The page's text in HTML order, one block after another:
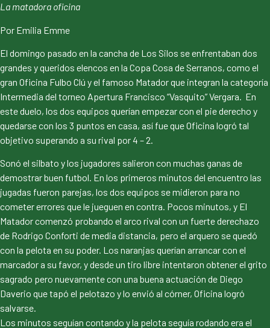
La matadora oficina
Por Emilia Emme
El domingo pasado en la cancha de Los Silos se enfrentaban dos
grandes y queridos elencos en la Copa Cosa de Serranos, como el
gran Oficina Fulbo Clú y el famoso Matador que integran la categoría
Intermedia del torneo Apertura Francisco “Vasquito” Vergara. En
este duelo, los dos equipos querían empezar con el pie derecho y
quedarse con los 3 puntos en casa, así fue que Oficina logró tal
objetivo superando a su rival por 4 – 2.
Sonó el silbato y los jugadores salieron con muchas ganas de
demostrar buen futbol. En los primeros minutos del encuentro las
jugadas fueron parejas, los dos equipos se midieron para no
cometer errores que le jueguen en contra. Pocos minutos, y El
Matador comenzó probando el arco rival con un fuerte derechazo
de Rodrigo Conforti de media distancia, pero el arquero se quedó
con la pelota en su poder. Los naranjas querían arrancar con el
marcador a su favor, y desde un tiro libre intentaron obtener el grito
sagrado pero nuevamente con una buena actuación de Diego
Daverio que tapó el pelotazo y lo envió al córner, Oficina logró
salvarse.
Los minutos seguían contando y la pelota seguía rodando era el